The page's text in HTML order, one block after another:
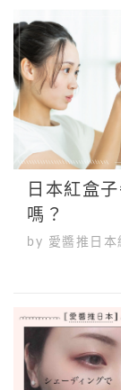
日本紅盒
嗎？
by 愛醬推日本